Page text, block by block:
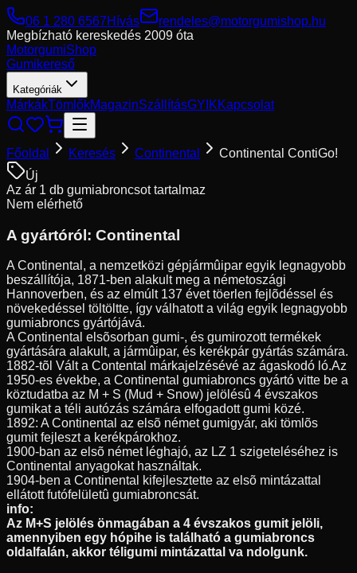
06 1 280 6567Hívás
rendeles@motorgumishop.hu
Megbízható kereskedés 2009 óta
MotorgumiShop
Gumikereső
Kategóriák
MárkákTömlőkMagazinSzállításGYIKKapcsolat
Főoldal Keresés Continental
Continental ContiGo!
Új
Az ár 1 db gumiabroncsot tartalmaz
Nem elérhető
A gyártóról: Continental
A Continental, a nemzetközi gépjármûipar egyik legnagyobb
beszállítója, 1871-ben alakult meg a németoszági
Hannoverben, és az elmúlt 137 évet töerlen fejlõdéssel és
növekedéssel töltöltte, így válhatott a világ egyik legnagyobb
gumiabroncs gyártójává.
A Continental elsõsorban gumi-, és gumirozott termékek
gyártására alakult, a jármûipar, és kerékpár gyártás számára.
1882-tõl Vált a Contental márkajelzésévé az ágaskodó ló.Az
1950-es évekbe, a Continental gumiabroncs gyártó vitte be a
köztudatba az M + S (Mud + Snow) jelölésû 4 évszakos
gumikat a téli autózás számára elfogadott gumi közé.
1892: A Continental az elsõ német gumigyár, aki tömlõs
gumit fejleszt a kerékpárokhoz.
1900-ban az elsõ német léghajó, az LZ 1 szigeteléséhez is
Continental anyagokat használtak.
1904-ben a Continental kifejlesztette az elsõ mintázattal
ellátott futófelületû gumiabroncsát.
info:
Az M+S jelölés önmagában a 4 évszakos gumit jelöli,
amennyiben egy hópihe is található a gumiabroncs
oldalfalán, akkor téligumi mintázattal va ndolgunk.